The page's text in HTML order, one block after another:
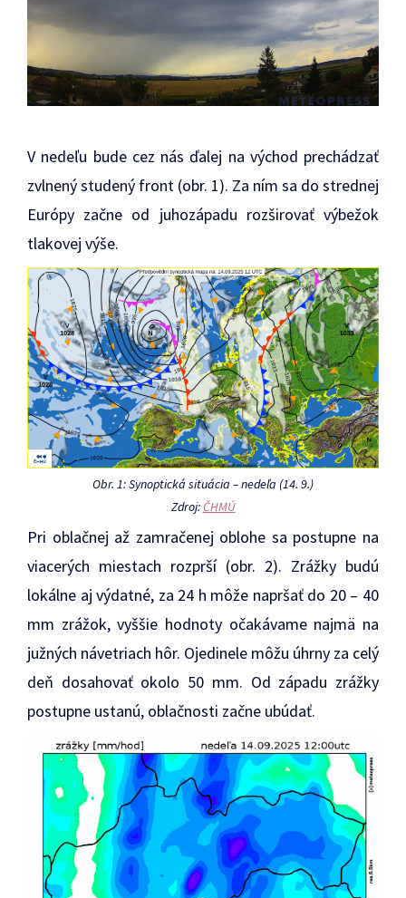
V nedeľu bude cez nás ďalej na východ prechádzať
zvlnený studený front (obr. 1). Za ním sa do strednej
Európy začne od juhozápadu rozširovať výbežok
tlakovej výše.
Obr. 1: Synoptická situácia – nedeľa (14. 9.)
Zdroj:ČHMÚ
Pri oblačnej až zamračenej oblohe sa postupne na
viacerých miestach rozprší (obr. 2). Zrážky budú
lokálne aj výdatné, za 24 h môže napršať do 20 – 40
mm zrážok, vyššie hodnoty očakávame najmä na
južných návetriach hôr. Ojedinele môžu úhrny za celý
deň dosahovať okolo 50 mm. Od západu zrážky
postupne ustanú, oblačnosti začne ubúdať.